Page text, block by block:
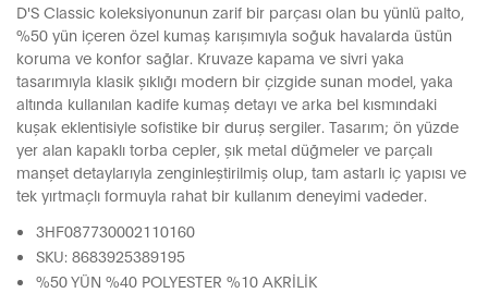
D'S Classic koleksiyonunun zarif bir parçası olan bu yünlü palto,
%50 yün içeren özel kumaş karışımıyla soğuk havalarda üstün
koruma ve konfor sağlar. Kruvaze kapama ve sivri yaka
tasarımıyla klasik şıklığı modern bir çizgide sunan model, yaka
altında kullanılan kadife kumaş detayı ve arka bel kısmındaki
kuşak eklentisiyle sofistike bir duruş sergiler. Tasarım; ön yüzde
yer alan kapaklı torba cepler, şık metal düğmeler ve parçalı
manşet detaylarıyla zenginleştirilmiş olup, tam astarlı iç yapısı ve
tek yırtmaçlı formuyla rahat bir kullanım deneyimi vadeder.
3HF087730002110160
SKU: 8683925389195
%50 YÜN %40 POLYESTER %10 AKRİLİK